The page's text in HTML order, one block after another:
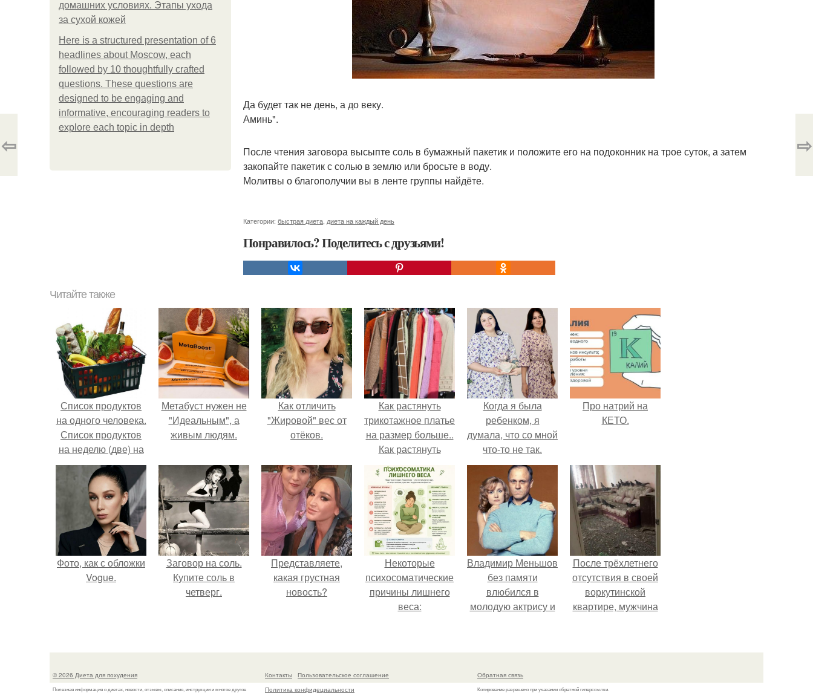
домашних условиях. Этапы ухода
за сухой кожей
Here is a structured presentation of 6
headlines about Moscow, each
followed by 10 thoughtfully crafted
questions. These questions are
designed to be engaging and
informative, encouraging readers to
explore each topic in depth
Да будет так не день, а до веку.
Аминь".
После чтения заговора высыпте соль в бумажный пакетик и положите его на подоконник на трое суток, а затем
закопайте пакетик с солью в землю или бросьте в воду.
Молитвы о благополучии вы в ленте группы найдёте.
Категории: быстрая диета диета на каждый день
Понравилось? Поделитесь с друзьями!
⇦ ⇨
Читайте также
Список продуктов
на одного человека.
Список продуктов
на неделю (две) на
1 человека.
Метабуст нужен не
"Идеальным", а
живым людям.
Как отличить
"Жировой" вес от
отёков.
Как растянуть
трикотажное платье
на размер больше..
Как растянуть
севший трикотаж
Когда я была
ребенком, я
думала, что со мной
что-то не так.
Про натрий на
КЕТО.
Фото, как с обложки
Vogue.
Заговор на соль.
Купите соль в
четверг.
Представляете,
какая грустная
новость?
Некоторые
психосоматические
причины лишнего
веса:
Владимир Меньшов
без памяти
влюбился в
молодую актрису и
неё.
После трёхлетнего
отсутствия в своей
воркутинской
квартире, мужчина
жилище стало
© 2026 Диета для похудения
Полезная информация о диетах, новости, отзывы, описания, инструкции и многое другое
Контакты
Пользовательское соглашение
Политика конфидециальности
Обратная связь
Копирование разрешено при указании обратной гиперссылки.